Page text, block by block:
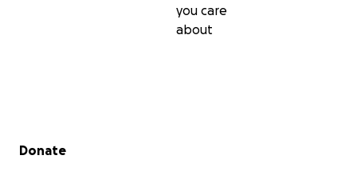
you care
about
Secondary menu
Donate